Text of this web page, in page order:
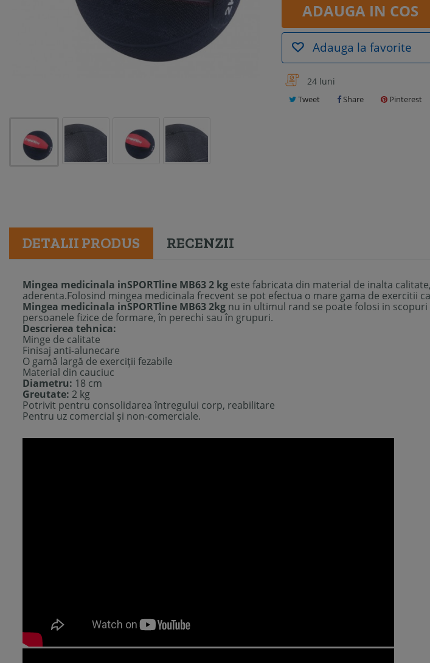
ADAUGA IN COS
Adauga la favorite
24 luni
Tweet Share Pinterest
DETALII PRODUS RECENZII
Mingea medicinala inSPORTline MB63 2 kg este fabricata din material de inalta
aderenta.Folosind mingea medicinala frecvent se pot efectua o mare gama de exercitii
Mingea medicinala inSPORTline MB63 2kg nu in ultimul rand se poate folosi in
persoanele fizice de formare, în perechi sau în grupuri.
Descrierea tehnica:
Minge de calitate
Finisaj anti-alunecare
O gamă largă de exerciții fezabile
Material din cauciuc
Diametru: 18 cm
Greutate: 2 kg
Potrivit pentru consolidarea întregului corp, reabilitare
Pentru uz comercial și non-comerciale.